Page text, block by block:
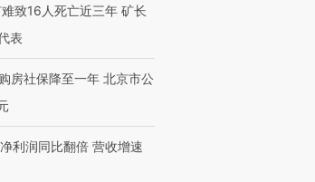
致16人死亡近三年 矿长
表
房社保降至一年 北京市公
利润同比翻倍 营收增速